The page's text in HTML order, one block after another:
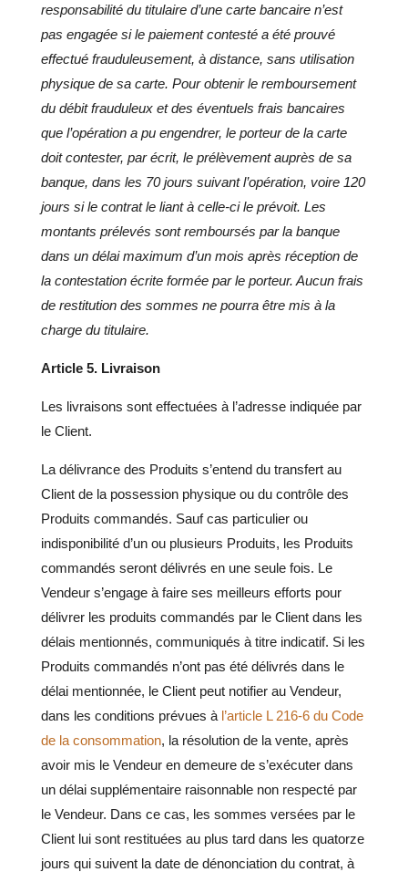
responsabilité du titulaire d’une carte bancaire n’est
pas engagée si le paiement contesté a été prouvé
effectué frauduleusement, à distance, sans utilisation
physique de sa carte. Pour obtenir le remboursement
du débit frauduleux et des éventuels frais bancaires
que l’opération a pu engendrer, le porteur de la carte
doit contester, par écrit, le prélèvement auprès de sa
banque, dans les 70 jours suivant l’opération, voire 120
jours si le contrat le liant à celle-ci le prévoit. Les
montants prélevés sont remboursés par la banque
dans un délai maximum d’un mois après réception de
la contestation écrite formée par le porteur. Aucun frais
de restitution des sommes ne pourra être mis à la
charge du titulaire.
Article 5. Livraison
Les livraisons sont effectuées à l’adresse indiquée par
le Client.
La délivrance des Produits s’entend du transfert au
Client de la possession physique ou du contrôle des
Produits commandés. Sauf cas particulier ou
indisponibilité d’un ou plusieurs Produits, les Produits
commandés seront délivrés en une seule fois. Le
Vendeur s’engage à faire ses meilleurs efforts pour
délivrer les produits commandés par le Client dans les
délais mentionnés, communiqués à titre indicatif. Si les
Produits commandés n’ont pas été délivrés dans le
délai mentionnée, le Client peut notifier au Vendeur,
dans les conditions prévues à l’article L 216-6 du Code
de la consommation, la résolution de la vente, après
avoir mis le Vendeur en demeure de s’exécuter dans
un délai supplémentaire raisonnable non respecté par
le Vendeur. Dans ce cas, les sommes versées par le
Client lui sont restituées au plus tard dans les quatorze
jours qui suivent la date de dénonciation du contrat, à